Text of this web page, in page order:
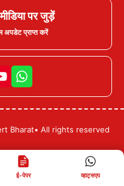
पर जुड़ें
अपडेट प्राप्त करें
Bharat• All rights reserved
ई-पेपर व्हाट्सएप